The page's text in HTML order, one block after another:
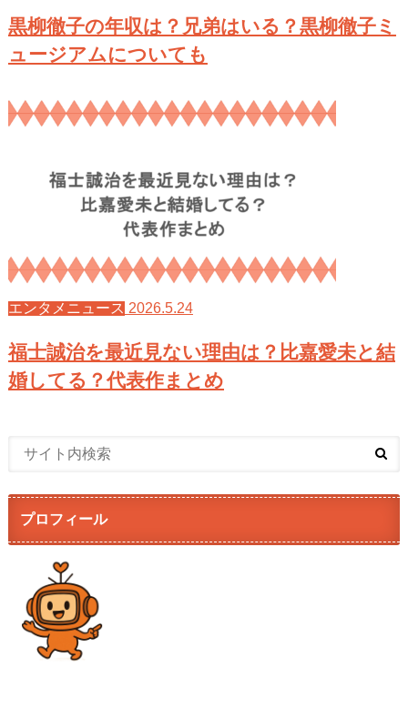
黒柳徹子の年収は？兄弟はいる？黒柳徹子ミ
ュージアムについても
エンタメニュース 2026.5.24
福士誠治を最近見ない理由は？比嘉愛未と結
婚してる？代表作まとめ
プロフィール